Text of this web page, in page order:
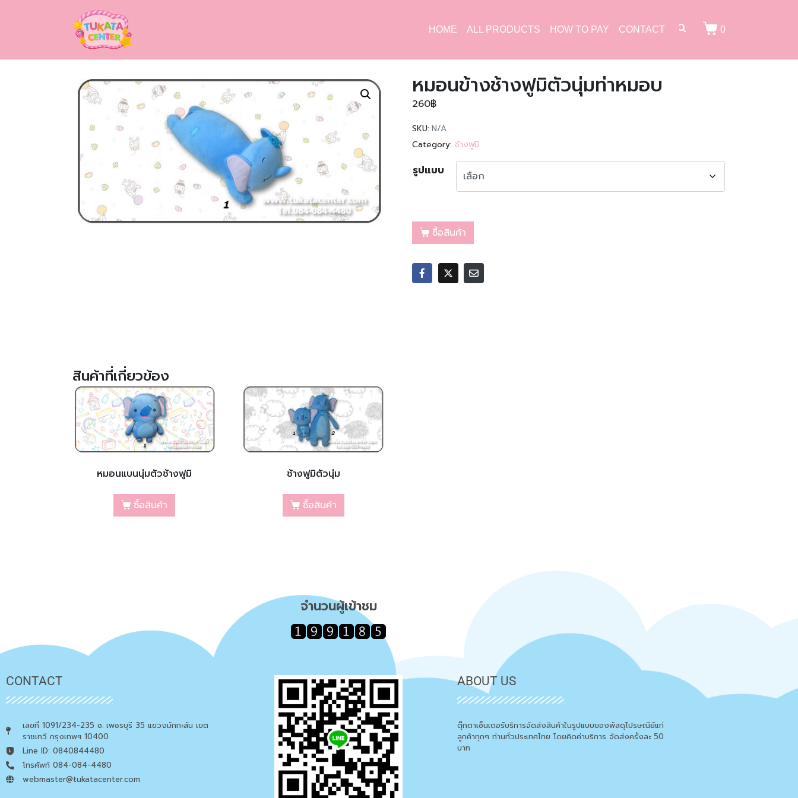
HOME ALL PRODUCTS HOW TO PAY CONTACT 0
หมอนข้างช้างฟูมิตัวนุ่มท่าหมอบ
260฿
SKU: N/A
Category: ช้างฟูมิ
รูปแบบ
ซื้อสินค้า
สินค้าที่เกี่ยวข้อง
หมอนแบนนุ่มตัวช้างฟูมิ
ซื้อสินค้า
ช้างฟูมิตัวนุ่ม
ซื้อสินค้า
จำนวนผู้เข้าชม
CONTACT
เลขที่ 1091/234-235 ซ. เพชรบุรี 35 แขวงมักกะสัน เขต
ราชเทวี กรุงเทพฯ 10400
Line ID: 0840844480
โทรศัพท์ 084-084-4480
webmaster@tukatacenter.com
ABOUT US
ตุ๊กตาเซ็นเตอร์บริการจัดส่งสินค้าในรูปแบบของพัสดุไปรษณีย์แก่
ลูกค้าทุกๆ ท่านทั่วประเทศไทย โดยคิดค่าบริการ จัดส่งครั้งละ 50
บาท